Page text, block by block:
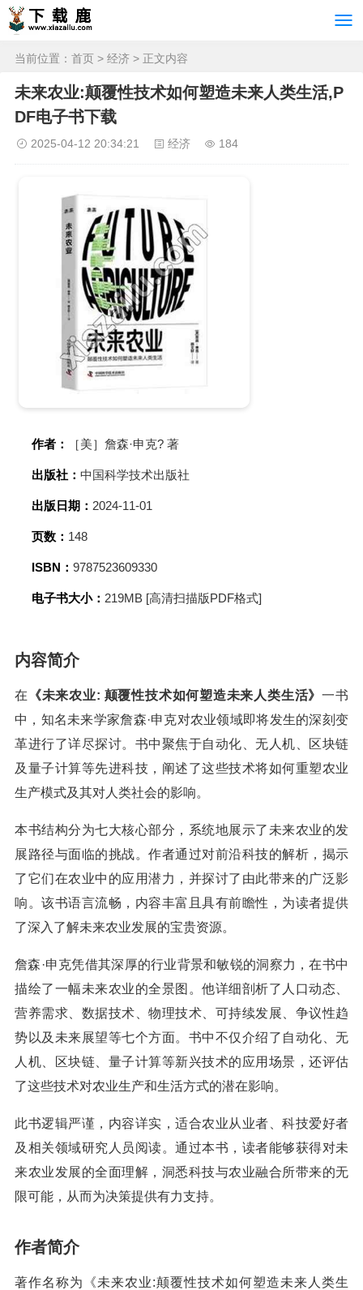
当前位置： 首页 > 经济 > 正文内容
未来农业:颠覆性技术如何塑造未来人类生活,P
DF电子书下载
2025-04-12 20:34:21 经济 184
作者： ［美］詹森·申克? 著
出版社： 中国科学技术出版社
出版日期： 2024-11-01
页数： 148
ISBN： 9787523609330
电子书大小： 219MB [高清扫描版PDF格式]
内容简介
在 《未来农业: 颠覆性技术如何塑造未来人类生活》一书
中，知名未来学家詹森·申克对农业领域即将发生的深刻变
革进行了详尽探讨。书中聚焦于自动化、无人机、区块链
及量子计算等先进科技，阐述了这些技术将如何重塑农业
生产模式及其对人类社会的影响。
本书结构分为七大核心部分，系统地展示了未来农业的发
展路径与面临的挑战。作者通过对前沿科技的解析，揭示
了它们在农业中的应用潜力，并探讨了由此带来的广泛影
响。该书语言流畅，内容丰富且具有前瞻性，为读者提供
了深入了解未来农业发展的宝贵资源。
詹森·申克凭借其深厚的行业背景和敏锐的洞察力，在书中
描绘了一幅未来农业的全景图。他详细剖析了人口动态、
营养需求、数据技术、物理技术、可持续发展、争议性趋
势以及未来展望等七个方面。书中不仅介绍了自动化、无
人机、区块链、量子计算等新兴技术的应用场景，还评估
了这些技术对农业生产和生活方式的潜在影响。
此书逻辑严谨，内容详实，适合农业从业者、科技爱好者
及相关领域研究人员阅读。通过本书，读者能够获得对未
来农业发展的全面理解，洞悉科技与农业融合所带来的无
限可能，从而为决策提供有力支持。
作者简介
著作名称为《未来农业:颠覆性技术如何塑造未来人类生